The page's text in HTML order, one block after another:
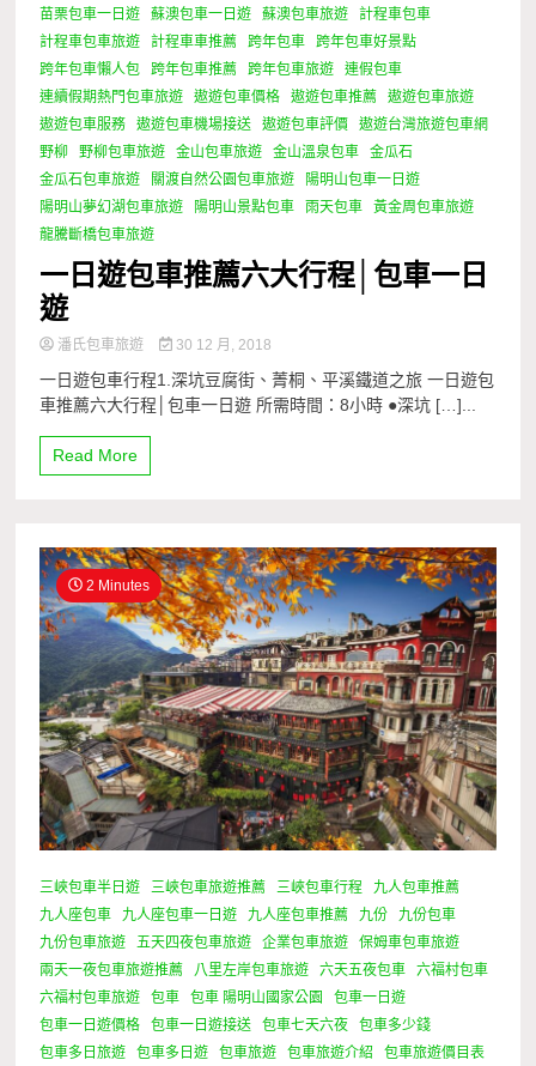
苗栗包車一日遊 蘇澳包車一日遊 蘇澳包車旅遊
計程車包車
計程車包車旅遊
計程車車推薦 跨年包車
跨年包車好景點
跨年包車懶人包
跨年包車推薦 跨年包車旅遊
連假包車
連續假期熱門包車旅遊
遨遊包車價格 遨遊包車推薦
遨遊包車旅遊
遨遊包車服務
遨遊包車機場接送 遨遊包車評價
遨遊台灣旅遊包車網
野柳
野柳包車旅遊 金山包車旅遊 金山溫泉包車
金瓜石
金瓜石包車旅遊
關渡自然公園包車旅遊
陽明山包車一日遊
陽明山夢幻湖包車旅遊
陽明山景點包車 雨天包車
黃金周包車旅遊
龍騰斷橋包車旅遊
一日遊包車推薦六大行程│包車一日
遊
潘氏包車旅遊 30 12 月, 2018
一日遊包車行程1.深坑豆腐街、菁桐、平溪鐵道之旅 一日遊包
車推薦六大行程│包車一日遊 所需時間：8小時 ●深坑 […]...
Read More
2 Minutes
三峽包車半日遊 三峽包車旅遊推薦 三峽包車行程
九人包車推薦
九人座包車
九人座包車一日遊 九人座包車推薦 九份
九份包車
九份包車旅遊
五天四夜包車旅遊 企業包車旅遊
保姆車包車旅遊
兩天一夜包車旅遊推薦
八里左岸包車旅遊 六天五夜包車
六福村包車
六福村包車旅遊
包車 包車 陽明山國家公園
包車一日遊
包車一日遊價格
包車一日遊接送 包車七天六夜
包車多少錢
包車多日旅遊
包車多日遊 包車旅遊 包車旅遊介紹
包車旅遊價目表